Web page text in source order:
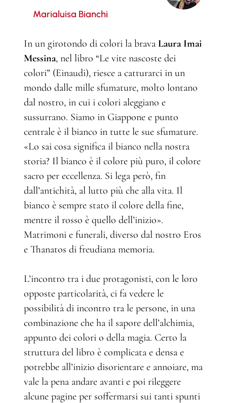
Marialuisa Bianchi
In un girotondo di colori la brava Laura Imai
Messina, nel libro “Le vite nascoste dei
colori” (Einaudi), riesce a catturarci in un
mondo dalle mille sfumature, molto lontano
dal nostro, in cui i colori aleggiano e
sussurrano. Siamo in Giappone e punto
centrale è il bianco in tutte le sue sfumature.
«Lo sai cosa significa il bianco nella nostra
storia? Il bianco è il colore più puro, il colore
sacro per eccellenza. Si lega però, fin
dall’antichità, al lutto più che alla vita. Il
bianco è sempre stato il colore della fine,
mentre il rosso è quello dell’inizio».
Matrimoni e funerali, diverso dal nostro Eros
e Thanatos di freudiana memoria.
L’incontro tra i due protagonisti, con le loro
opposte particolarità, ci fa vedere le
possibilità di incontro tra le persone, in una
combinazione che ha il sapore dell’alchimia,
appunto dei colori o della magia. Certo la
struttura del libro è complicata e densa e
potrebbe all’inizio disorientare e annoiare, ma
vale la pena andare avanti e poi rileggere
alcune pagine per soffermarsi sui tanti spunti